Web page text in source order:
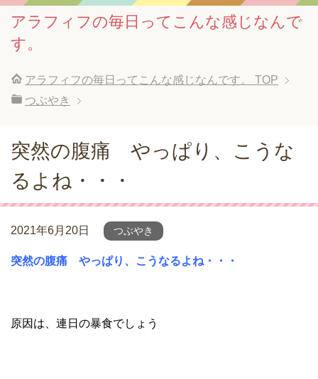
アラフィフの毎日ってこんな感じなんで
す。
アラフィフの毎日ってこんな感じなんです。
TOP
つぶやき
突然の腹痛 やっぱり、こうな
るよね・・・
2021年6月20日 つぶやき
突然の腹痛 やっぱり、こうなるよね・・・
原因は、連日の暴食でしょう